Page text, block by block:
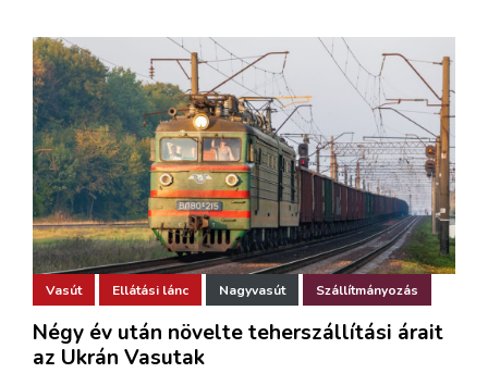
Vasút Ellátási lánc Nagyvasút Szállítmányozás
Négy év után növelte teherszállítási árait
az Ukrán Vasutak